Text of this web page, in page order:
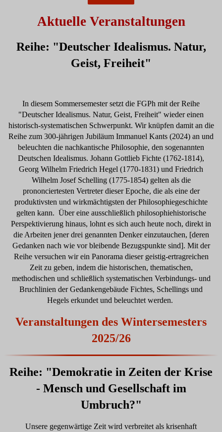
Aktuelle Veranstaltungen
Reihe: "Deutscher Idealismus. Natur,
Geist, Freiheit"
In diesem Sommersemester setzt die FGPh mit der Reihe
"Deutscher Idealismus. Natur, Geist, Freiheit" wieder einen
historisch-systematischen Schwerpunkt. Wir knüpfen damit an die
Reihe zum 300-jährigen Jubiläum Immanuel Kants (2024) an und
beleuchten die nachkantische Philosophie, den sogenannten
Deutschen Idealismus. Johann Gottlieb Fichte (1762-1814),
Georg Wilhelm Friedrich Hegel (1770-1831) und Friedrich
Wilhelm Josef Schelling (1775-1854) gelten als die
prononciertesten Vertreter dieser Epoche, die als eine der
produktivsten und wirkmächtigsten der Philosophiegeschichte
gelten kann. Über eine ausschließlich philosophiehistorische
Perspektivierung hinaus, lohnt es sich auch heute noch, direkt in
die Arbeiten jener drei genannten Denker einzutauchen, [deren
Gedanken nach wie vor bleibende Bezugspunkte sind]. Mit der
Reihe versuchen wir ein Panorama dieser geistig-ertragreichen
Zeit zu geben, indem die historischen, thematischen,
methodischen und schließlich systematischen Verbindungs- und
Bruchlinien der Gedankengebäude Fichtes, Schellings und
Hegels erkundet und beleuchtet werden.
Veranstaltungen des Wintersemesters
2025/26
Reihe: "Demokratie in Zeiten der Krise
- Mensch und Gesellschaft im
Umbruch?"
Unsere gegenwärtige Zeit wird verbreitet als krisenhaft